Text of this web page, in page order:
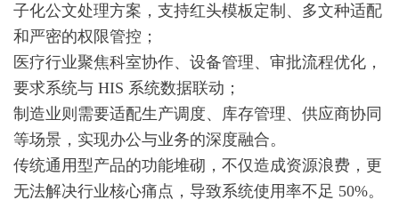
子化公文处理方案，支持红头模板定制、多文种适配
和严密的权限管控；
医疗行业聚焦科室协作、设备管理、审批流程优化，
要求系统与 HIS 系统数据联动；
制造业则需要适配生产调度、库存管理、供应商协同
等场景，实现办公与业务的深度融合。
传统通用型产品的功能堆砌，不仅造成资源浪费，更
无法解决行业核心痛点，导致系统使用率不足 50%。